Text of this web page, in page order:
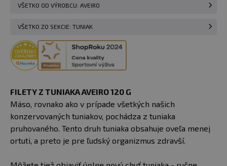
VŠETKO OD VÝROBCU: AVEIRO
VŠETKO ZO SEKCIE: TUNIAK
FILETY Z TUNIAKA AVEIRO 120 G
Mäso, rovnako ako v prípade všetkých našich
konzervovaných tuniakov, pochádza z tuniaka
pruhovaného. Tento druh tuniaka obsahuje oveľa menej
ortuti, a preto je pre ľudský organizmus zdravší.